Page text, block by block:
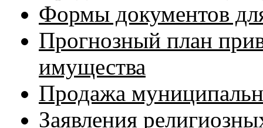
Формы документов
Прогнозный план
имущества
Продажа
Заявления